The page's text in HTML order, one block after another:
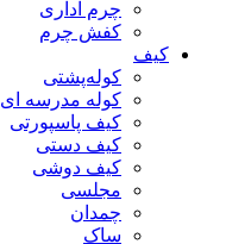
چرم اداری
کفش چرم
کیف
کوله‌پشتی
کوله مدرسه ای
کیف پاسپورتی
کیف دستی
کیف دوشی
مجلسی
چمدان
ساک